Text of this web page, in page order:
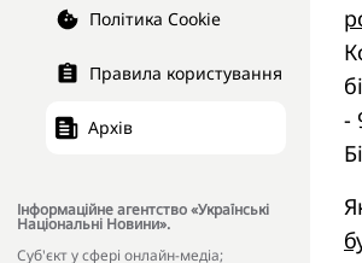
Політика Cookie
Правила користування
Архів
Інформаційне агентство «Українські
Національні Новини».
Cуб'єкт у сфері онлайн-медіа;
-